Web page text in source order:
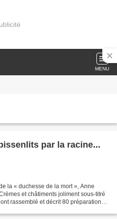
MENU
par la racine...
la « duchesse de la mort », Anne
et châtiments joliment sous-titré
rassemblé et décrit 80 préparations